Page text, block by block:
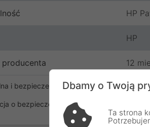
HP
HP
producenta 12
i bezpieczeństwo
o bezpieczeństwie
Dbamy o Twoją
Ta strona